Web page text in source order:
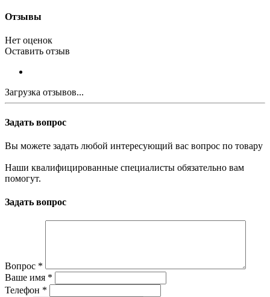
Отзывы
Нет оценок
Оставить отзыв
Загрузка отзывов...
Задать вопрос
Вы можете задать любой интересующий вас вопрос по товару
Наши квалифицированные специалисты обязательно вам
помогут.
Задать вопрос
Вопрос *
Ваше имя *
Телефон *